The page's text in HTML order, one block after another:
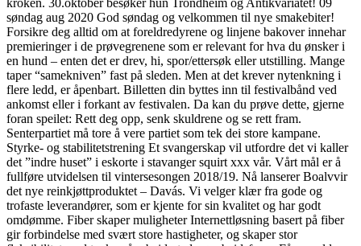
kroken. 30.oktober besøker hun Trondheim og Antikvariatet! 09
søndag aug 2020 God søndag og velkommen til nye smakebiter!
Forsikre deg alltid om at foreldredyrene og linjene bakover innehar
premieringer i de prøvegrenene som er relevant for hva du ønsker i
en hund – enten det er drev, hi, spor/ettersøk eller utstilling. Mange
taper “samekniven” fast på sleden. Men at det krever nytenkning i
flere ledd, er åpenbart. Billetten din byttes inn til festivalbånd ved
ankomst eller i forkant av festivalen. Da kan du prøve dette, gjerne
foran speilet: Rett deg opp, senk skuldrene og se rett fram.
Senterpartiet må tore å vere partiet som tek dei store kampane.
Styrke- og stabilitetstrening Et svangerskap vil utfordre det vi kaller
det ”indre huset” i eskorte i stavanger squirt xxx vår. Vårt mål er å
fullføre utvidelsen til vintersesongen 2018/19. Nå lanserer Boalvvir
det nye reinkjøttproduktet – Davás. Vi velger klær fra gode og
trofaste leverandører, som er kjente for sin kvalitet og har godt
omdømme. Fiber skaper muligheter Internettløsning basert på fiber
gir forbindelse med svært store hastigheter, og skaper stor